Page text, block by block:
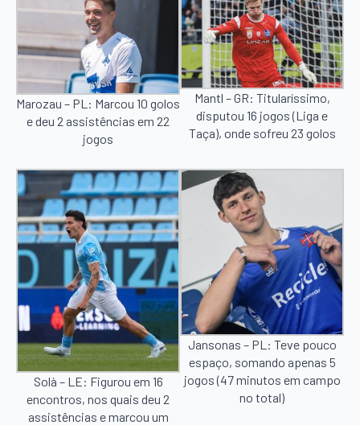
Marozau – PL: Marcou 10 golos
e deu 2 assistências em 22
jogos
Mantl – GR: Titularíssimo,
disputou 16 jogos (Liga e
Taça), onde sofreu 23 golos
Solà – LE: Figurou em 16
encontros, nos quais deu 2
assistências e marcou um
Jansonas – PL: Teve pouco
espaço, somando apenas 5
jogos (47 minutos em campo
no total)